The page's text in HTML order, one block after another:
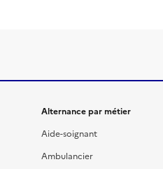
Alternance par métier
Aide-soignant
Ambulancier